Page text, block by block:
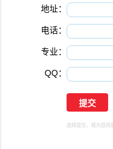
地址：
电话：
专业：
QQ：
选择提交，视为您同